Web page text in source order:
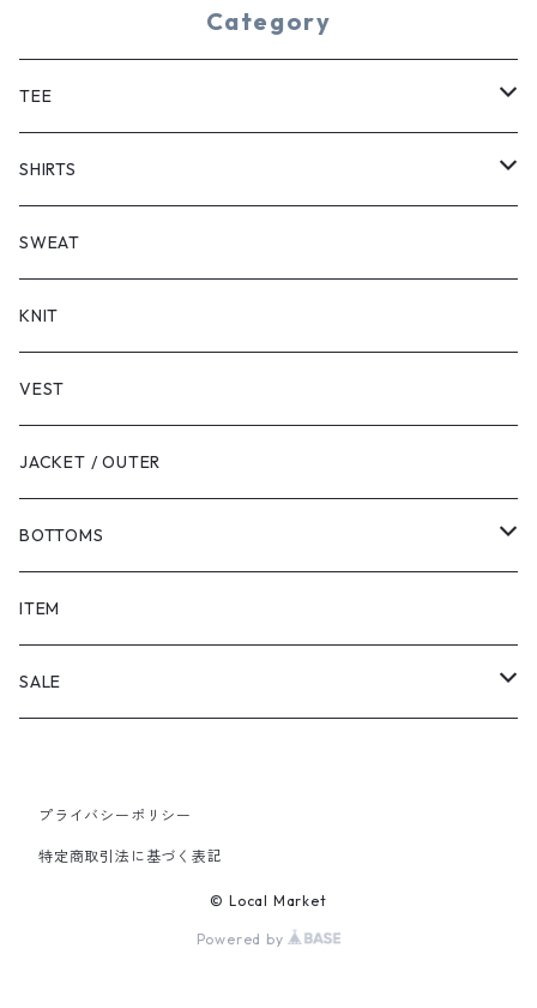
Category
TEE
SHORT SLEEVE
LONG SLEEVE
SHIRTS
SHORT SLEEVE
LONG SLEEVE
SWEAT
KNIT
VEST
JACKET / OUTER
BOTTOMS
SHORTS
PANTS
ITEM
SALE
PANTS
プライバシーポリシー
特定商取引法に基づく表記
© Local Market
Powered by